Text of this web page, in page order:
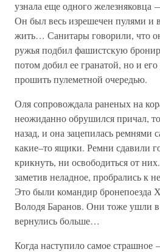
узнала еще одного
Он был весь изрешечен пулями и
жить… Санитары говорили, что
ружья подбил фашистскую
потом добил ее гранатой, но и его
прошить пулеметной очередью.
Оля сопровождала раненых на
неожиданно обрушился причал,
назад, и она зацепилась ремнями
какие–то ящики. Ремни сдавили
крикнуть, ни освободиться от
заметив неладное, пробрались к
Это были командир бронепоезда
Володя Баранов. Они тоже ушли
вернулись больше…
Когда наступило самое